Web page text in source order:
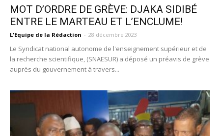
MOT D’ORDRE DE GRÈVE: DJAKA SIDIBÉ
ENTRE LE MARTEAU ET L’ENCLUME!
L'Equipe de la Rédaction - 28 décembre 2023
Le Syndicat national autonome de l'enseignement supérieur et de
la recherche scientifique, (SNAESUR) a déposé un préavis de grève
auprès du gouvernement à travers...